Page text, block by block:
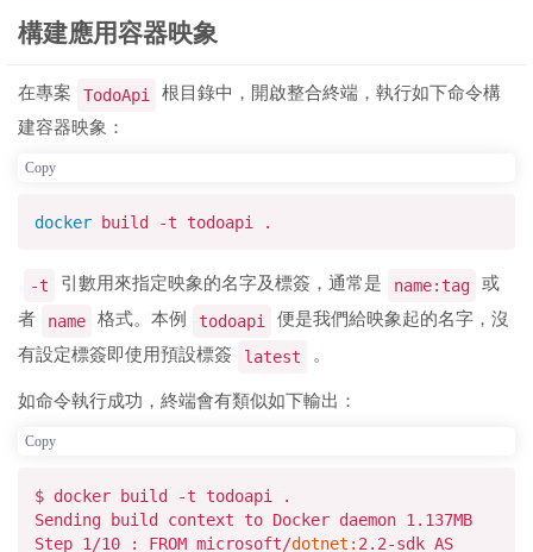
構建應用容器映象
在專案 TodoApi
根目錄中，開啟整合終端，執行如下命令構
建容器映象：
Copy
dockerbuild -t todoapi .
-t 引數用來指定映象的名字及標簽，通常是 name:tag
或
者
name 格式。本例 todoapi
便是我們給映象起的名字，沒
有設定標簽即使用預設標簽
latest 。
如命令執行成功，終端會有類似如下輸出：
Copy
$ docker build -t todoapi .
Sending build context to Docker daemon 1.137MB
Step 1 /10 : FROM microsoft/dotnet: 2.2-sdk AS